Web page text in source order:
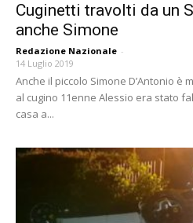
Cuginetti travolti da un
anche Simone
Redazione Nazionale -
14 Luglio 2019
Anche il piccolo Simone D’Antonio è
al cugino 11enne Alessio era stato
casa a...